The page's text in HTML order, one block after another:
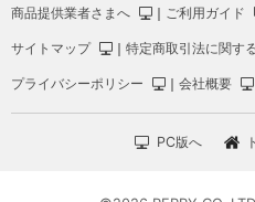
商品提供業者さまへ ｜ ご利用ガイド
サイトマップ ｜ 特定商取引法に関す
プライバシーポリシー ｜ 会社概要
PC版へ